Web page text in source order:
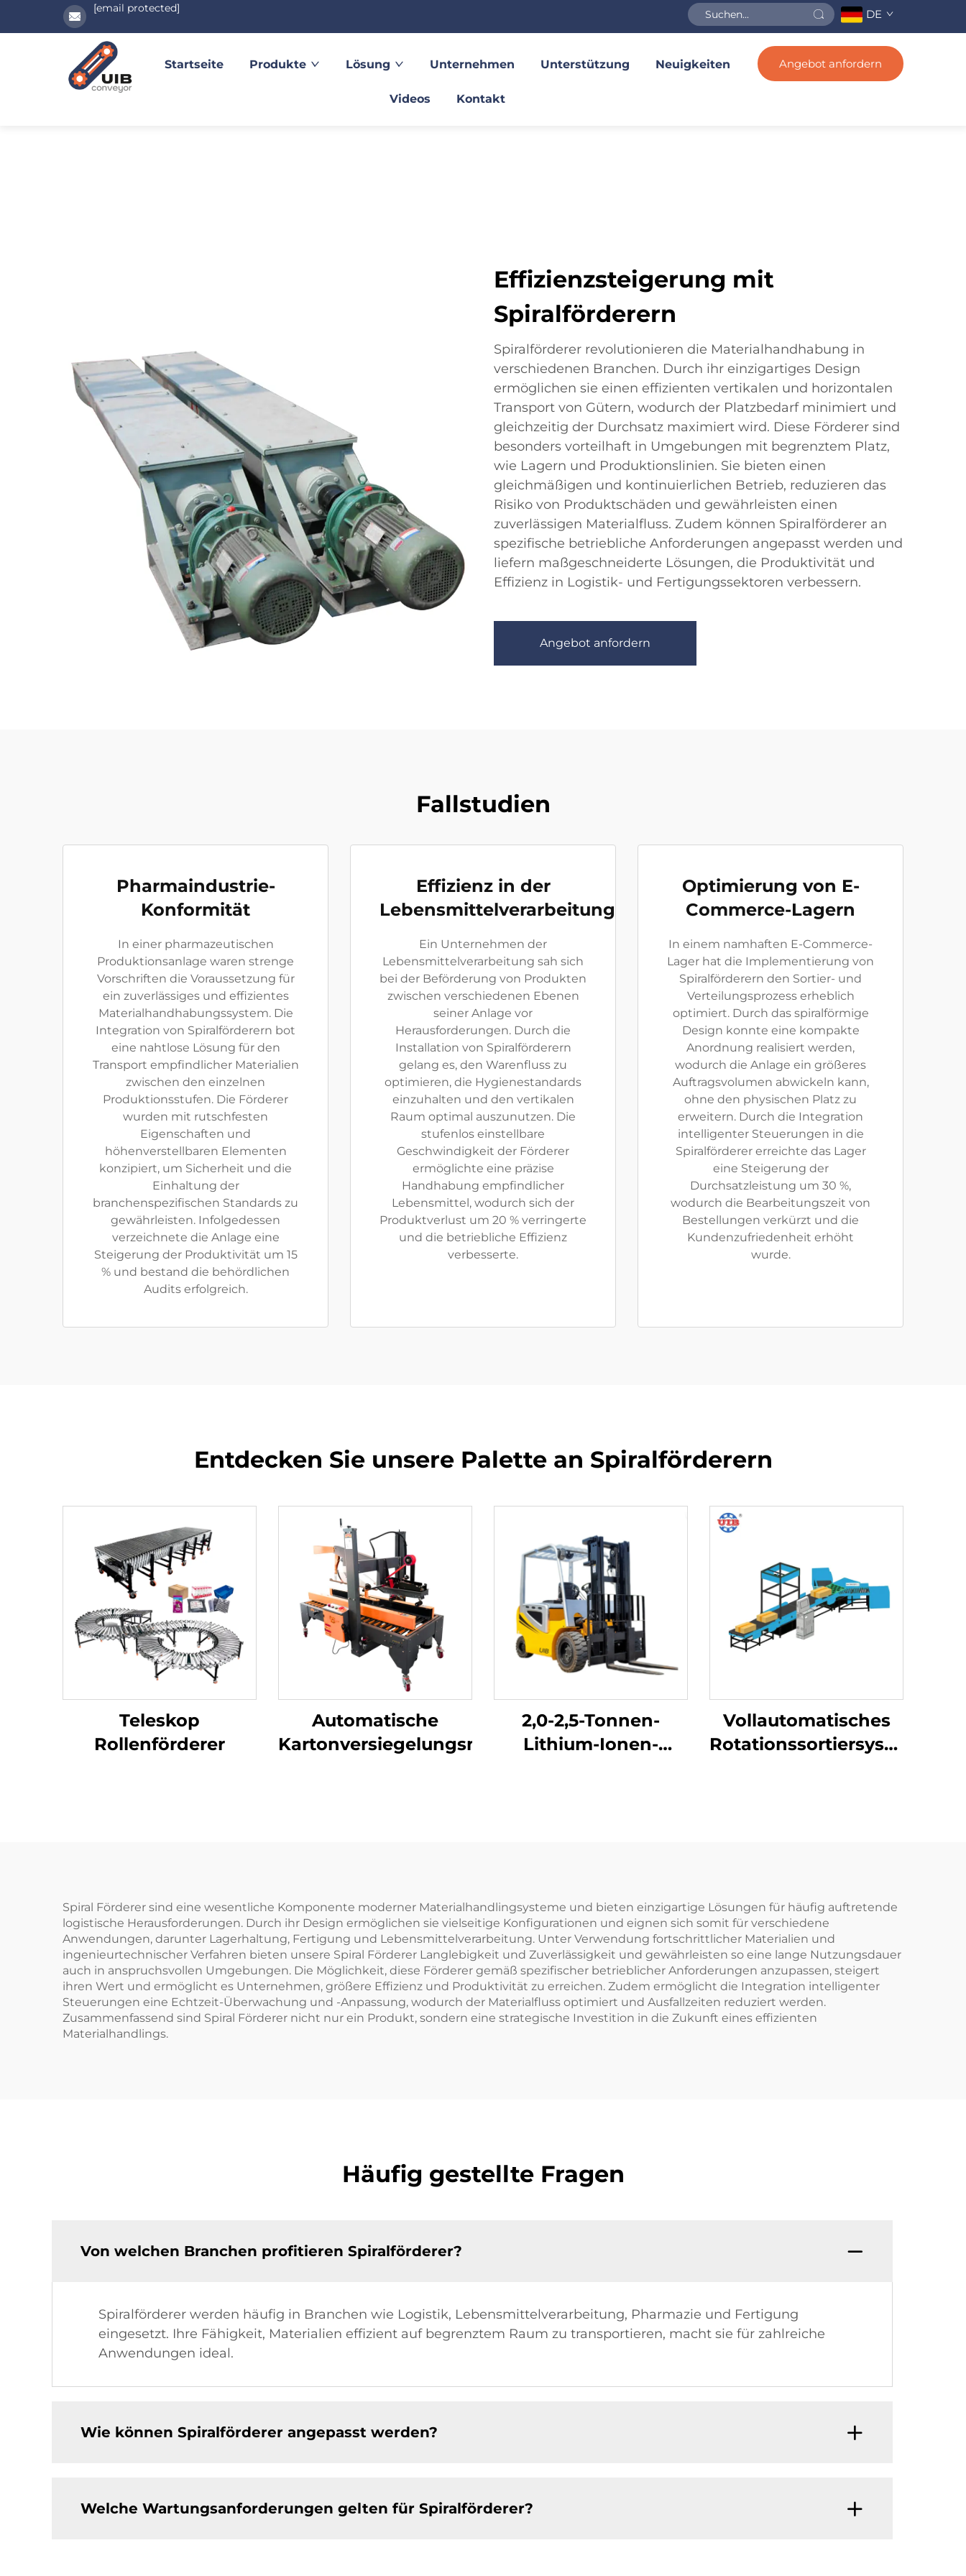
[email protected] DE
Startseite Produkte Lösung Unternehmen Unterstützung Neuigkeiten
Videos Kontakt
Angebot anfordern
Effizienzsteigerung mit
Spiralförderern
Spiralförderer revolutionieren die Materialhandhabung in
verschiedenen Branchen. Durch ihr einzigartiges Design
ermöglichen sie einen effizienten vertikalen und horizontalen
Transport von Gütern, wodurch der Platzbedarf minimiert und
gleichzeitig der Durchsatz maximiert wird. Diese Förderer sind
besonders vorteilhaft in Umgebungen mit begrenztem Platz,
wie Lagern und Produktionslinien. Sie bieten einen
gleichmäßigen und kontinuierlichen Betrieb, reduzieren das
Risiko von Produktschäden und gewährleisten einen
zuverlässigen Materialfluss. Zudem können Spiralförderer an
spezifische betriebliche Anforderungen angepasst werden und
liefern maßgeschneiderte Lösungen, die Produktivität und
Effizienz in Logistik- und Fertigungssektoren verbessern.
Angebot anfordern
Fallstudien
Pharmaindustrie-
Konformität
In einer pharmazeutischen
Produktionsanlage waren strenge
Vorschriften die Voraussetzung für
ein zuverlässiges und effizientes
Materialhandhabungssystem. Die
Integration von Spiralförderern bot
eine nahtlose Lösung für den
Transport empfindlicher Materialien
zwischen den einzelnen
Produktionsstufen. Die Förderer
wurden mit rutschfesten
Eigenschaften und
höhenverstellbaren Elementen
konzipiert, um Sicherheit und die
Einhaltung der
branchenspezifischen Standards zu
gewährleisten. Infolgedessen
verzeichnete die Anlage eine
Steigerung der Produktivität um 15
% und bestand die behördlichen
Audits erfolgreich.
Effizienz in der
Lebensmittelverarbeitung
Ein Unternehmen der
Lebensmittelverarbeitung sah sich
bei der Beförderung von Produkten
zwischen verschiedenen Ebenen
seiner Anlage vor
Herausforderungen. Durch die
Installation von Spiralförderern
gelang es, den Warenfluss zu
optimieren, die Hygienestandards
einzuhalten und den vertikalen
Raum optimal auszunutzen. Die
stufenlos einstellbare
Geschwindigkeit der Förderer
ermöglichte eine präzise
Handhabung empfindlicher
Lebensmittel, wodurch sich der
Produktverlust um 20 % verringerte
und die betriebliche Effizienz
verbesserte.
Optimierung von E-
Commerce-Lagern
In einem namhaften E-Commerce-
Lager hat die Implementierung von
Spiralförderern den Sortier- und
Verteilungsprozess erheblich
optimiert. Durch das spiralförmige
Design konnte eine kompakte
Anordnung realisiert werden,
wodurch die Anlage ein größeres
Auftragsvolumen abwickeln kann,
ohne den physischen Platz zu
erweitern. Durch die Integration
intelligenter Steuerungen in die
Spiralförderer erreichte das Lager
eine Steigerung der
Durchsatzleistung um 30 %,
wodurch die Bearbeitungszeit von
Bestellungen verkürzt und die
Kundenzufriedenheit erhöht
wurde.
Entdecken Sie unsere Palette an Spiralförderern
Teleskop
Rollenförderer
Automatische
Kartonversiegelungsmaschine
2,0-2,5-Tonnen-
Lithium-Ionen-
Vollautomatisches
Rotationssortiersystem
Spiral Förderer sind eine wesentliche Komponente moderner Materialhandlingsysteme und bieten einzigartige Lösungen für häufig auftretende
logistische Herausforderungen. Durch ihr Design ermöglichen sie vielseitige Konfigurationen und eignen sich somit für verschiedene
Anwendungen, darunter Lagerhaltung, Fertigung und Lebensmittelverarbeitung. Unter Verwendung fortschrittlicher Materialien und
ingenieurtechnischer Verfahren bieten unsere Spiral Förderer Langlebigkeit und Zuverlässigkeit und gewährleisten so eine lange Nutzungsdauer
auch in anspruchsvollen Umgebungen. Die Möglichkeit, diese Förderer gemäß spezifischer betrieblicher Anforderungen anzupassen, steigert
ihren Wert und ermöglicht es Unternehmen, größere Effizienz und Produktivität zu erreichen. Zudem ermöglicht die Integration intelligenter
Steuerungen eine Echtzeit-Überwachung und -Anpassung, wodurch der Materialfluss optimiert und Ausfallzeiten reduziert werden.
Zusammenfassend sind Spiral Förderer nicht nur ein Produkt, sondern eine strategische Investition in die Zukunft eines effizienten
Materialhandlings.
Häufig gestellte Fragen
Von welchen Branchen profitieren Spiralförderer?
Spiralförderer werden häufig in Branchen wie Logistik, Lebensmittelverarbeitung, Pharmazie und Fertigung
eingesetzt. Ihre Fähigkeit, Materialien effizient auf begrenztem Raum zu transportieren, macht sie für zahlreiche
Anwendungen ideal.
Wie können Spiralförderer angepasst werden?
Welche Wartungsanforderungen gelten für Spiralförderer?